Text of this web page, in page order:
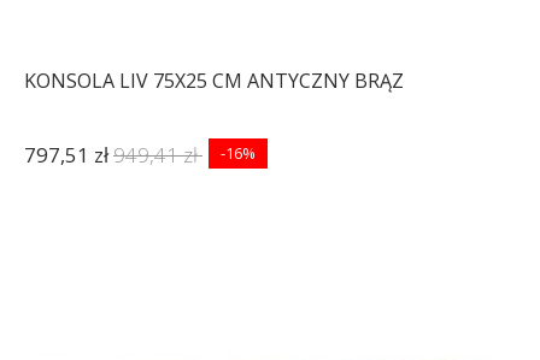
KONSOLA LIV 75X25 CM ANTYCZNY BRĄZ
797,51 zł949,41 zł -16%